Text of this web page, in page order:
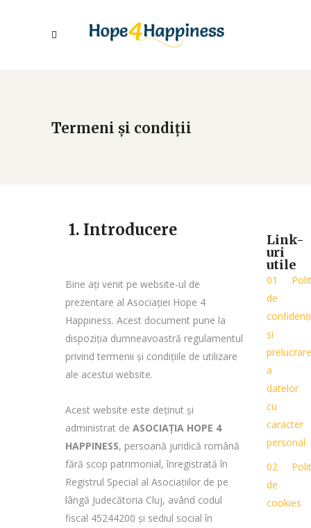
Termeni și condiții
1. Introducere
Bine ați venit pe website-ul de
prezentare al Asociației Hope 4
Happiness. Acest document pune la
dispoziția dumneavoastră regulamentul
privind termenii și condițiile de utilizare
ale acestui website.
Acest website este deținut și
administrat de ASOCIAȚIA HOPE 4
HAPPINESS, persoană juridică română
fără scop patrimonial, înregistrată în
Registrul Special al Asociațiilor de pe
lângă Judecătoria Cluj, având codul
fiscal 45244200 și sediul social în
Link-
uri
utile
de
și
prelucrare
a
datelor
cu
caracter
personal
de
cookies